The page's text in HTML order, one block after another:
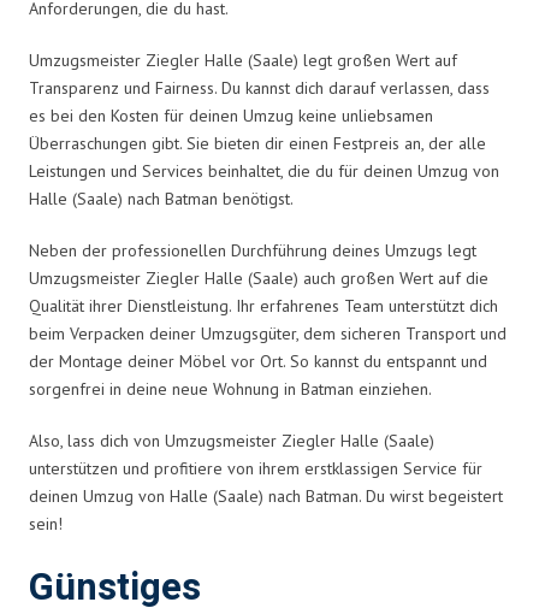
Anforderungen, die du hast.
Umzugsmeister Ziegler Halle (Saale) legt großen Wert auf
Transparenz und Fairness. Du kannst dich darauf verlassen, dass
es bei den Kosten für deinen Umzug keine unliebsamen
Überraschungen gibt. Sie bieten dir einen Festpreis an, der alle
Leistungen und Services beinhaltet, die du für deinen Umzug von
Halle (Saale) nach Batman benötigst.
Neben der professionellen Durchführung deines Umzugs legt
Umzugsmeister Ziegler Halle (Saale) auch großen Wert auf die
Qualität ihrer Dienstleistung. Ihr erfahrenes Team unterstützt dich
beim Verpacken deiner Umzugsgüter, dem sicheren Transport und
der Montage deiner Möbel vor Ort. So kannst du entspannt und
sorgenfrei in deine neue Wohnung in Batman einziehen.
Also, lass dich von Umzugsmeister Ziegler Halle (Saale)
unterstützen und profitiere von ihrem erstklassigen Service für
deinen Umzug von Halle (Saale) nach Batman. Du wirst begeistert
sein!
Günstiges